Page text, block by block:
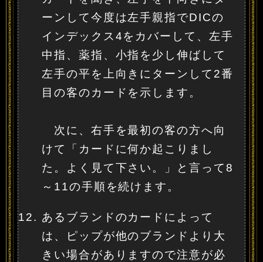
ーンして今度は左手親指でDICの
インデックス4をカバーして、左手
中指、薬指、小指を少し伸ばして
左手の平を上向きにターンして2番
目の客のカードを示します。
次に、右手を最初の客の方へ向
けて「カードに何か起こりまし
た。よく見て下さい。」と言って8
～11の手順を続けます。
あるブランドのカードによって
は、ピップが他のブランドより大
きい場合がありますので注意が必